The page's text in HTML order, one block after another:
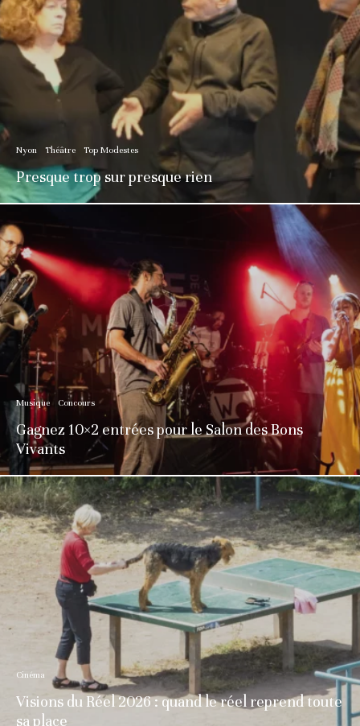
Nyon Théâtre Top Modestes
Presque trop sur presque rien
Musique Concours
Gagnez 10×2 entrées pour le Salon des Bons
Vivants
Cinéma
Visions du Réel 2026 : quand le réel reprend toute
sa place